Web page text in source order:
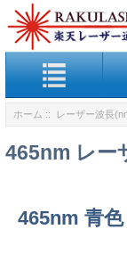
ホーム :: レーザー波長
465nm レー
465nm 青